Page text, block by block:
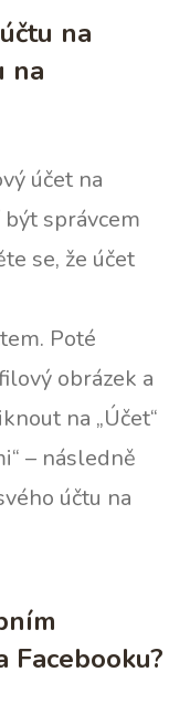
na
na
účet na
správcem
se, že účet
Poté
obrázek a
na „Účet“
– následně
účtu na